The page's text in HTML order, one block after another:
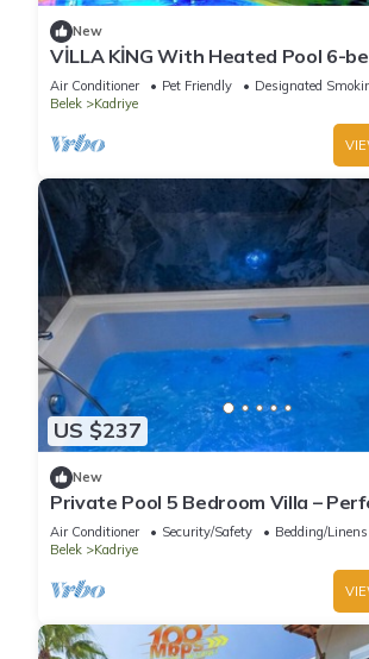
New
VİLLA KİNG With Heated Pool 6-
4-bathroom Luxury Villa+suıt rooms
Air Conditioner Pet Friendly
Designated
Belek
Kadriye
US $237
New
Private Pool 5 Bedroom Villa –
Families
Air Conditioner Security/Safety
Bedding/Linens
Belek
Kadriye